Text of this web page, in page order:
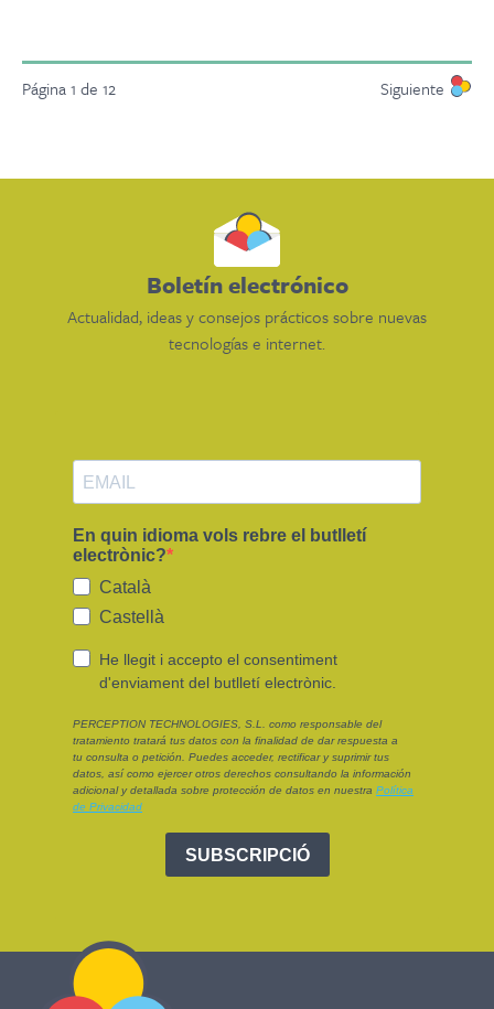
Página 1 de 12 Siguiente
Boletín electrónico
Actualidad, ideas y consejos prácticos sobre nuevas
tecnologías e internet.